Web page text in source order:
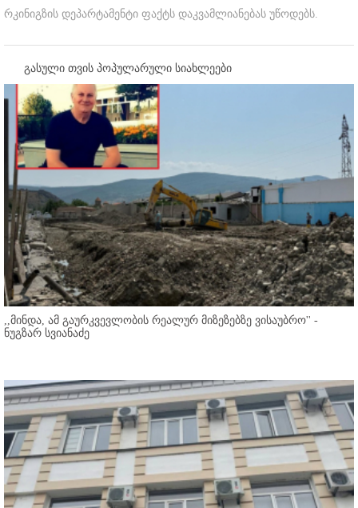
რკინიგზის დეპარტამენტი ფაქტს დაკვამლიანებას უწოდებს.
გასული თვის პოპულარული სიახლეები
,,მინდა, ამ გაურკვევლობის რეალურ მიზეზებზე ვისაუბრო'' -
ნუგზარ სვიანაძე